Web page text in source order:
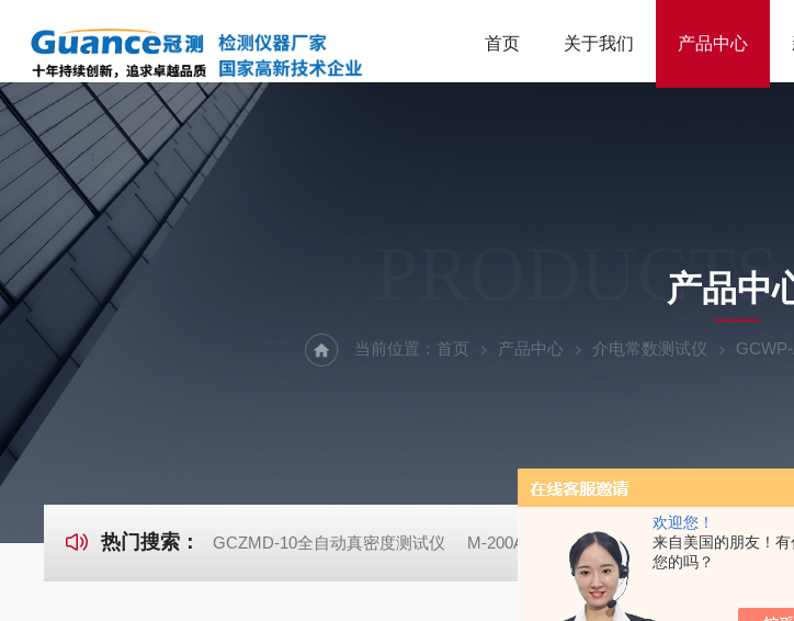
欢迎您！
来自美国的朋友！
您的吗？
首页 关于我们 产品中心
产品中
当前位置： 首页 产品中心 介电常数测试仪
热门搜索： GCZMD-10全自动真密度测试仪 M-200A微动摩擦磨损实验机 GCDDJ-